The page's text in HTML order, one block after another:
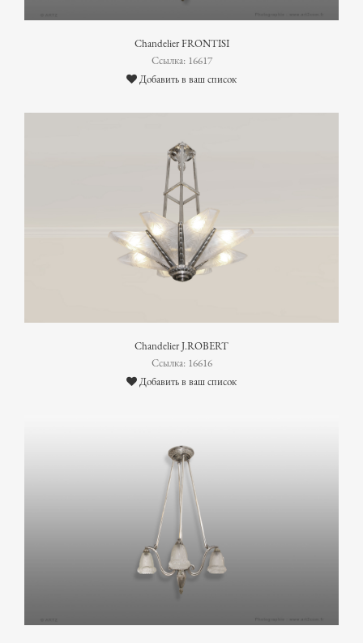
Chandelier FRONTISI
Ссылка: 16617
Добавить в ваш список
Chandelier J.ROBERT
Ссылка: 16616
Добавить в ваш список